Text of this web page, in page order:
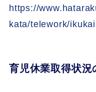
https://
kata/telework/
育児休業取得状況